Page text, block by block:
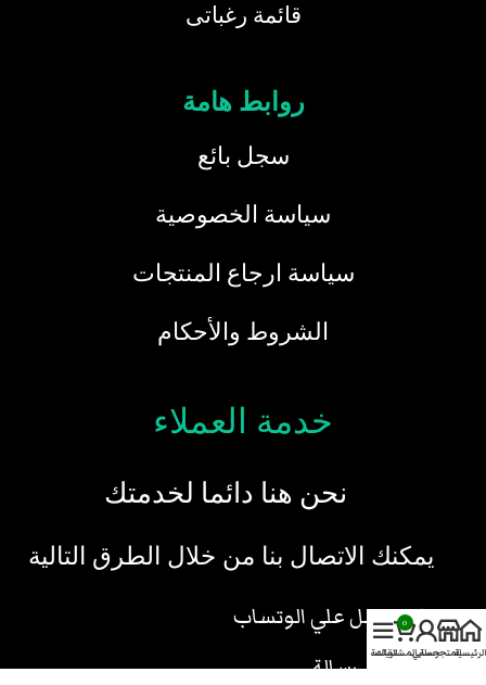
قائمة رغباتى
روابط هامة
سجل بائع
سياسة الخصوصية
سياسة ارجاع المنتجات
الشروط والأحكام
خدمة العملاء
نحن هنا دائما لخدمتك
يمكنك الاتصال بنا من خلال الطرق التالية
تواصل علي الوتساب
ارسل رسالة
الرئيسيةالمتجرحسابي
0
سلة المشتريات
القائمة